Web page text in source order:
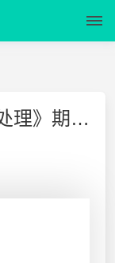
淮南师范学院《数字信号处理》期末B卷(含答案)